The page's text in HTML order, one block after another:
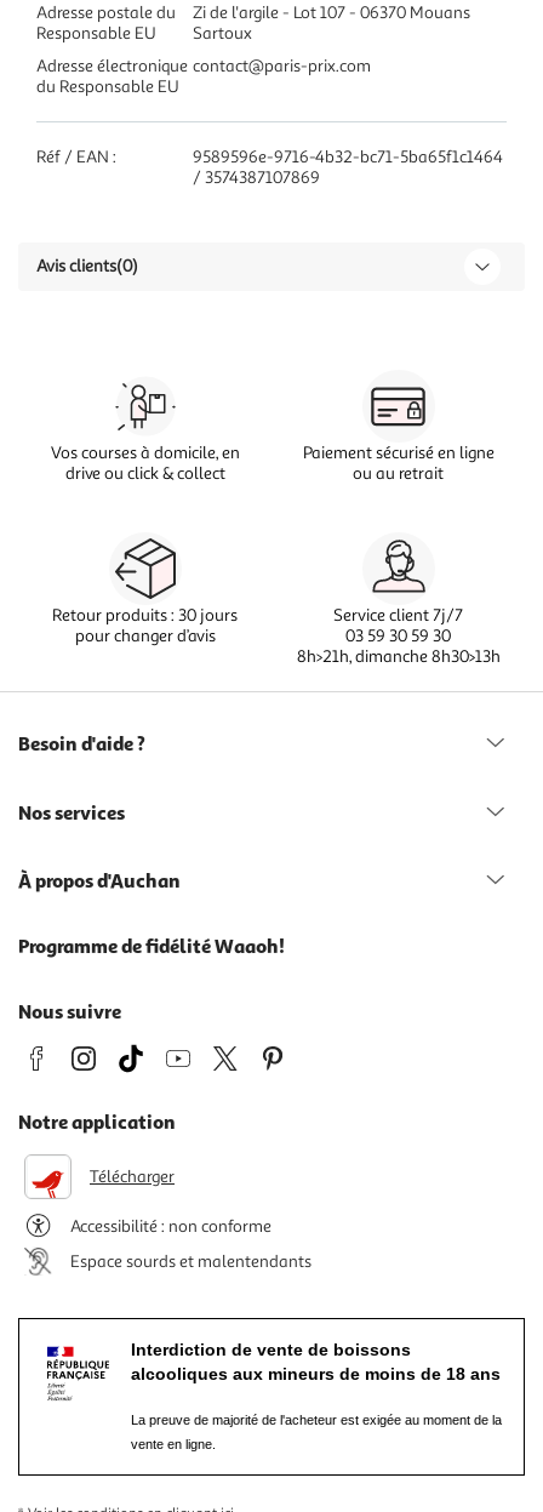
Adresse postale du
Responsable EU
Zi de l'argile - Lot 107 - 06370 Mouans
Sartoux
Adresse électronique
du Responsable EU
contact@paris-prix.com
Réf / EAN :
9589596e-9716-4b32-bc71-5ba65f1c1464
/ 3574387107869
Avis clients(0)
Vos courses à domicile, en
drive ou click & collect
Paiement sécurisé en ligne
ou au retrait
Retour produits : 30 jours
pour changer d’avis
Service client 7j/7
03 59 30 59 30
8h>21h, dimanche 8h30>13h
Besoin d'aide ?
Nos services
À propos d'Auchan
Programme de fidélité Waaoh!
Nous suivre
Notre application
Télécharger
Accessibilité : non conforme
Espace sourds et malentendants
Interdiction de vente de boissons
alcooliques aux mineurs de moins de 18 ans
La preuve de majorité de l'acheteur est exigée au moment de la
vente en ligne.